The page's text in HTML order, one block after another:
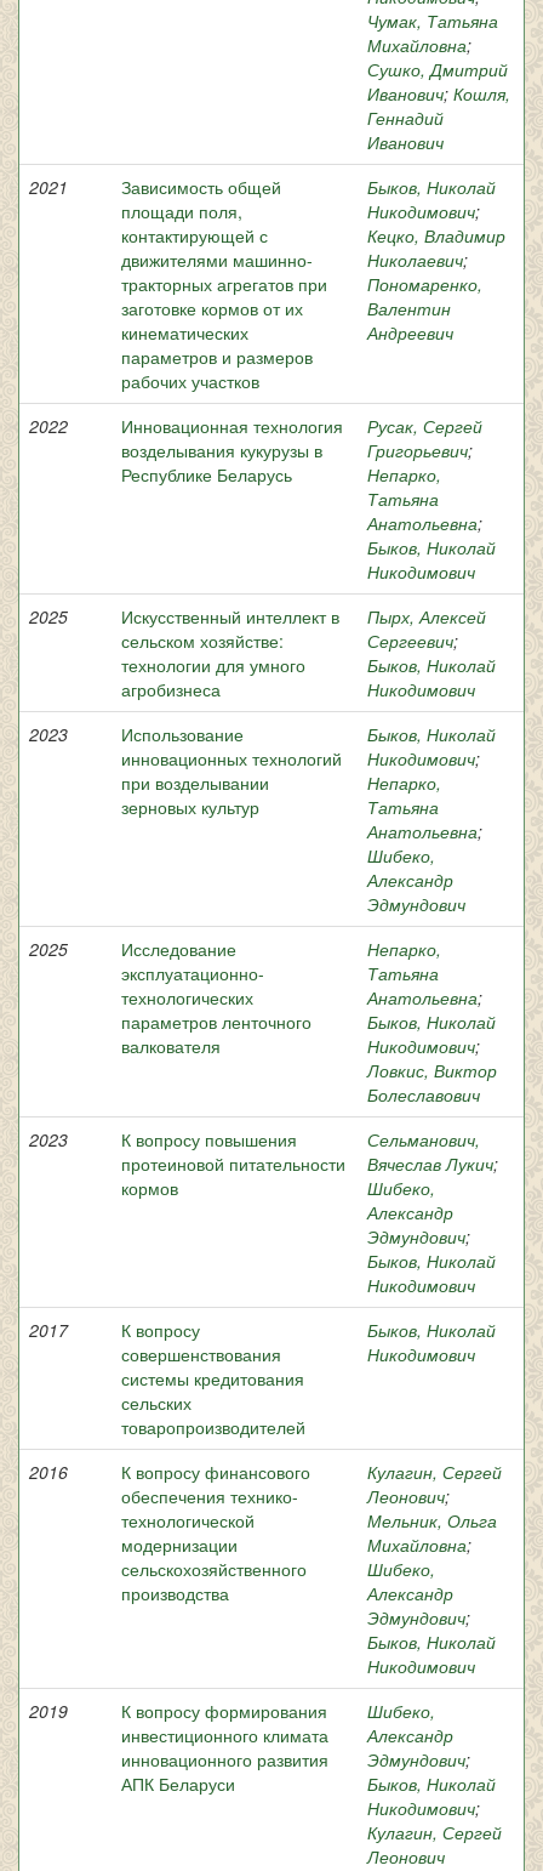
Чумак, Татьяна
Михайловна;
Сушко, Дмитрий
Иванович; Кошля,
Геннадий
Иванович
2021
Зависимость общей
площади поля,
контактирующей с
движителями машинно-
тракторных агрегатов при
заготовке кормов от их
кинематических
параметров и размеров
рабочих участков
Быков, Николай
Никодимович;
Кецко, Владимир
Николаевич;
Пономаренко,
Валентин
Андреевич
2022
Инновационная технология
возделывания кукурузы в
Республике Беларусь
Русак, Сергей
Григорьевич;
Непарко,
Татьяна
Анатольевна;
Быков, Николай
Никодимович
2025
Искусственный интеллект в
сельском хозяйстве:
технологии для умного
агробизнеса
Пырх, Алексей
Сергеевич;
Быков, Николай
Никодимович
2023
Использование
инновационных технологий
при возделывании
зерновых культур
Быков, Николай
Никодимович;
Непарко,
Татьяна
Анатольевна;
Шибеко,
Александр
Эдмундович
2025
Исследование
эксплуатационно-
технологических
параметров ленточного
валкователя
Непарко,
Татьяна
Анатольевна;
Быков, Николай
Никодимович;
Ловкис, Виктор
Болеславович
2023
К вопросу повышения
протеиновой питательности
кормов
Сельманович,
Вячеслав Лукич;
Шибеко,
Александр
Эдмундович;
Быков, Николай
Никодимович
2017
К вопросу
совершенствования
системы кредитования
сельских
товаропроизводителей
Быков, Николай
Никодимович
2016
К вопросу финансового
обеспечения технико-
технологической
модернизации
сельскохозяйственного
производства
Кулагин, Сергей
Леонович;
Мельник, Ольга
Михайловна;
Шибеко,
Александр
Эдмундович;
Быков, Николай
Никодимович
2019
К вопросу формирования
инвестиционного климата
инновационного развития
АПК Беларуси
Шибеко,
Александр
Эдмундович;
Быков, Николай
Никодимович;
Кулагин, Сергей
Леонович